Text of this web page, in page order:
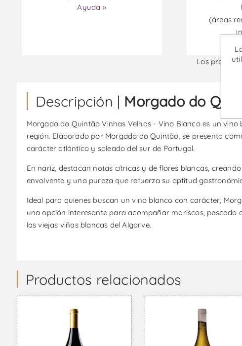
Ayuda »
(áreas
Las
Descripción | Morgado do
Morgado do Quintão Vinhas Velhas - Vino Blanco es un
región. Elaborado por Morgado do Quintão, se presenta
carácter atlántico y soleado del sur de Portugal.
En nariz, destacan notas cítricas y de flores blancas,
envolvente y una pureza que refuerza su aptitud
Ideal para quienes buscan un vino blanco con carácter,
una opción interesante para acompañar mariscos,
las viejas viñas blancas del Algarve.
Productos relacionados